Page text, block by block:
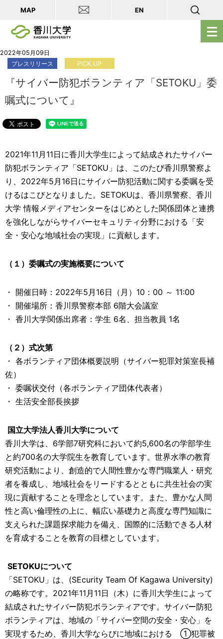
メ
ニ
を
MAP EN
2022年05月09日
プレスリリース
PICK UP
『サイバー防犯ボランティア「SETOKU」委
嘱式について』
2021年11月11日に香川大学生によって結成されたサイバー
防犯ボランティア「SETOKU」は、このたび香川県警察よ
り、2022年5月16日にサイバー防犯活動に関する委嘱を受
けるはこびとなりました。SETOKUは、香川県警察、香川
大学 情報メディアセンターをはじめとした関係団体と連携
を強化しながらサイバーセキュリティ分野における「安
全・安心な地域社会の実現」に貢献します。
（１）委嘱式の実施概要について
・ 開催日時：2022年5月16日（月）10：00 ～ 11:00
・ 開催場所：香川県警察本部 6階大会議室
・ 香川大学関係出席者：学生 6名、担当教員 1名
（２）式次第
・ 各ボランティア団体概要説明（サイバー犯罪対策室長補
佐）
・ 委嘱状交付（各ボランティア団体代表者）
・ 生活安全部長挨拶
国立大学法人香川大学について
香川大学は、6学部7研究科において約5,600名の学部学生
と約700名の大学院生を教育しています。世界水準の教育
研究活動により、創造的で人間性豊かな専門職業人・研究
者を養成し、地域社会をリードするとともに共生社会の実
現に貢献することを理念としています。また、豊かな人間
性と高い倫理性の上に、幅広い基礎力と高度な専門知識に
支えられた課題探求能力を備え、国際的に活動できる人材
を育成することを教育の目標としています。
SETOKUについて
「SETOKU」は、(SEcurity Team Of Kagawa University)
の略称です。2021年11月11日（木）に香川大学生によって
結成されたサイバー防犯ボランティアです。サイバー防犯
ボランティアは、地域の「サイバー空間の安全・安心」を
実現するため、香川大学ならびに地域における ①犯罪被